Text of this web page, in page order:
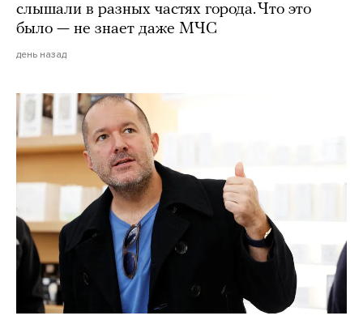
слышали в разных частях города. Что это
было — не знает даже МЧС
день назад